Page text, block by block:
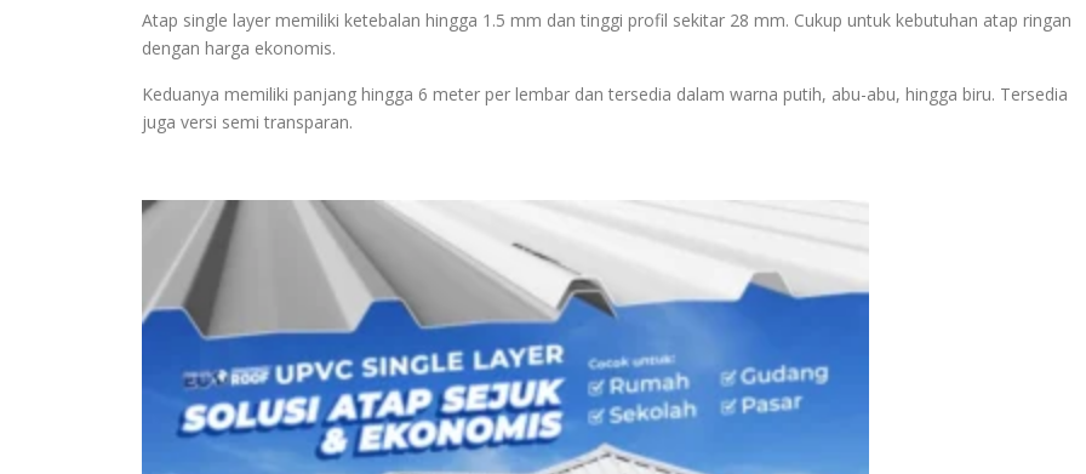
Atap single layer memiliki ketebalan hingga 1.5 mm dan tinggi profil sekitar 28 mm. Cukup untuk kebutuhan atap ringan
dengan harga ekonomis.
Keduanya memiliki panjang hingga 6 meter per lembar dan tersedia dalam warna putih, abu-abu, hingga biru. Tersedia
juga versi semi transparan.